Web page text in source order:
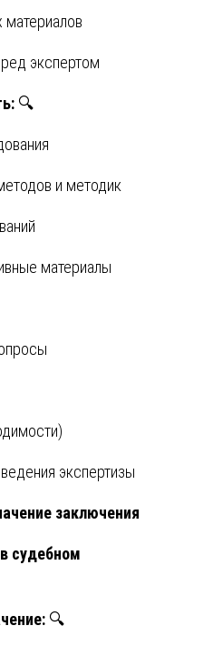
экспертом
🔍
и методик
материалы
экспертизы
заключения
судебном
🔍